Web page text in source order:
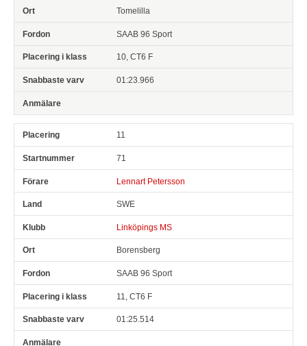
Tomelilla
SAAB 96 Sport
10, CT6 F
01:23.966
11
71
Lennart Petersson
SWE
Linköpings MS
Borensberg
SAAB 96 Sport
11, CT6 F
01:25.514